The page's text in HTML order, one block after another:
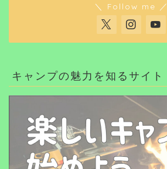
＼ Follow me ／
キャンプの魅力を知るサイト